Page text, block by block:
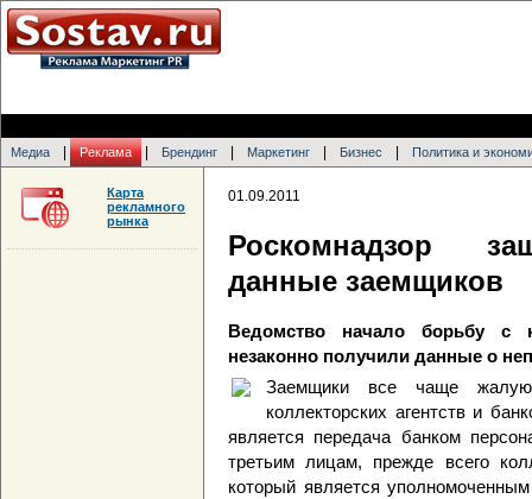
Медиа Реклама Брендинг Маркетинг Бизнес Политика и
01.09.2011
Роскомнадзор
данные заемщиков
Ведомство начало борьбу с
незаконно получили данные о
Заемщики все чаще
коллекторских агентств и
является передача банком
третьим лицам, прежде всего
который является
Карта
рекламного
рынка